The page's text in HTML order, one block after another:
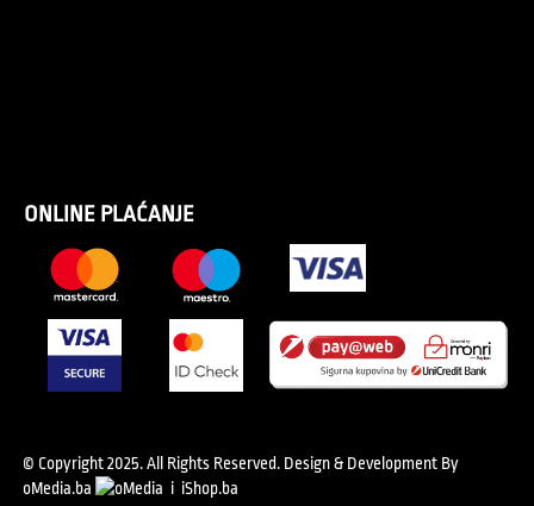
ONLINE PLAĆANJE
© Copyright 2025. All Rights Reserved. Design & Development By
oMedia.ba
i iShop.ba